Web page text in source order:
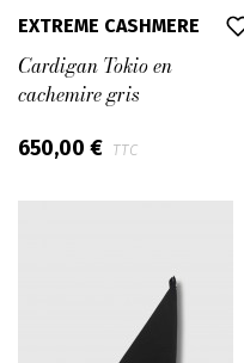
EXTREME CASHMERE
Cardigan Tokio en
cachemire gris
650,00 € TTC